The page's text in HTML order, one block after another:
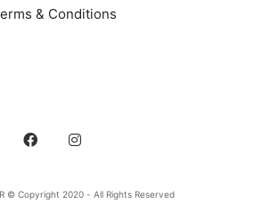
& Conditions
© Copyright 2020 - All Rights Reserved